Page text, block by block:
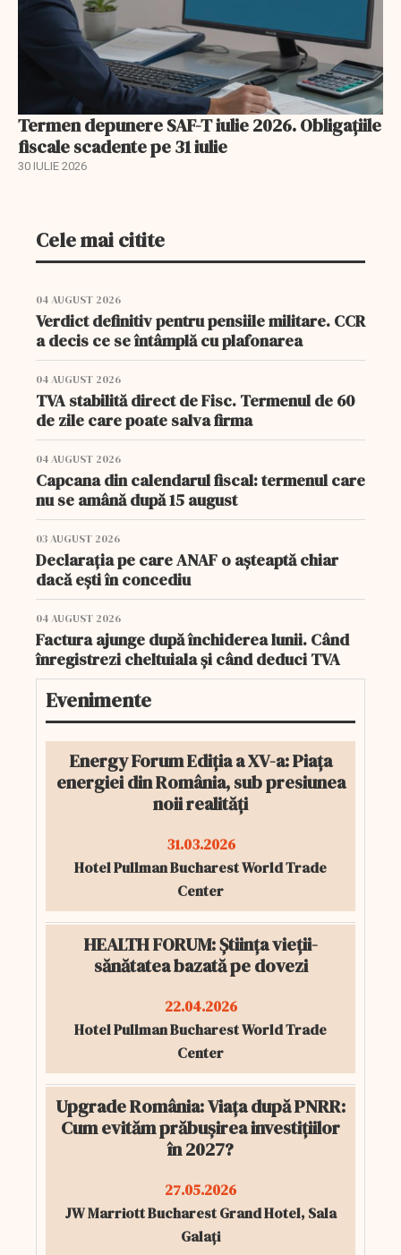
Termen depunere SAF-T iulie 2026. Obligațiile
fiscale scadente pe 31 iulie
30 IULIE 2026
Cele mai citite
04 AUGUST 2026
Verdict definitiv pentru pensiile militare. CCR
a decis ce se întâmplă cu plafonarea
04 AUGUST 2026
TVA stabilită direct de Fisc. Termenul de 60
de zile care poate salva firma
04 AUGUST 2026
Capcana din calendarul fiscal: termenul care
nu se amână după 15 august
03 AUGUST 2026
Declarația pe care ANAF o așteaptă chiar
dacă ești în concediu
04 AUGUST 2026
Factura ajunge după închiderea lunii. Când
înregistrezi cheltuiala și când deduci TVA
Evenimente
Energy Forum Ediția a XV-a: Piața
energiei din România, sub presiunea
noii realități
31.03.2026
Hotel Pullman Bucharest World Trade
Center
HEALTH FORUM: Știința vieții-
sănătatea bazată pe dovezi
22.04.2026
Hotel Pullman Bucharest World Trade
Center
Upgrade România: Viața după PNRR:
Cum evităm prăbușirea investițiilor
în 2027?
27.05.2026
JW Marriott Bucharest Grand Hotel, Sala
Galați